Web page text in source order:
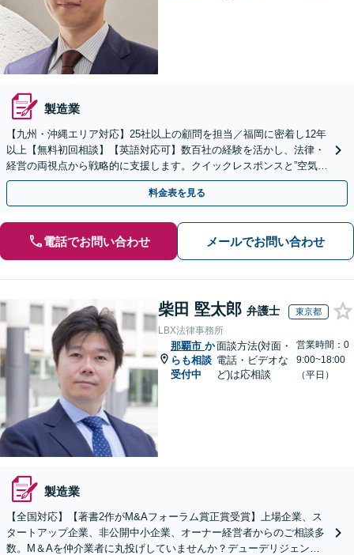
製造業
【九州・沖縄エリア対応】25社以上の顧問を担当／福岡に密着し12年
以上【無料初回相談】【英語対応可】数百社の経験を活かし、法律・
経営の両視点から戦略的に支援します。クイックレスポンスと”空気を
読む”法務に注力。コンプライアンス講師の実績多数
料金表を見る
電話でお問い合わせ メールでお問い合わせ
柴田 堅太郎 弁護士 東京都
LBX法律事務所
那覇市 か
らも相談
受付中
面談方法(対面・
電話・ビデオな
ど)は応相談
営業時間：0
9:00~18:00
（平日）
製造業
【全国対応】【著書2作がM&Aフォーラム賞正賞受賞】上場企業、ス
タートアップ企業、非公開中小企業、オーナー経営者からのご相談多
数。M＆Aを仲介業者に丸投げしていませんか？デューデリジェンス